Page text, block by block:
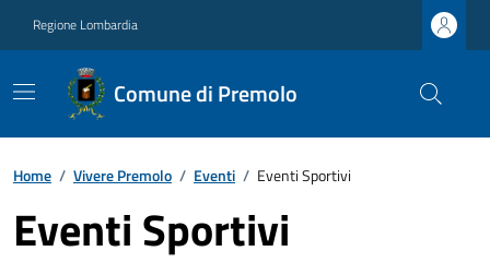
Regione Lombardia
Comune di Premolo
Home / Vivere Premolo / Eventi / Eventi Sportivi
Eventi Sportivi